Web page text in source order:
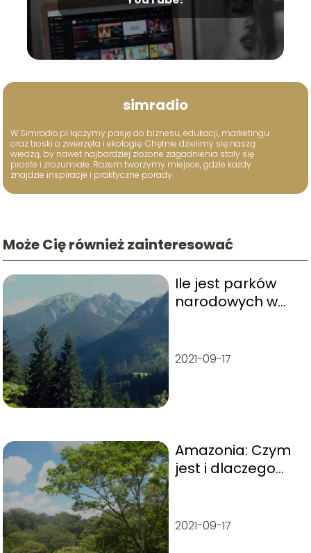
simradio
W Simradio.pl łączymy pasję do biznesu, edukacji, marketingu
oraz troski o zwierzęta i ekologię. Chętnie dzielimy się naszą
wiedzą, by nawet najbardziej złożone zagadnienia stały się
proste i zrozumiałe. Razem tworzymy miejsce, gdzie każdy
znajdzie inspiracje i praktyczne porady.
Może Cię również zainteresować
Ile jest parków
narodowych w
2021-09-17
Amazonia: Czym
jest i dlaczego
2021-09-17